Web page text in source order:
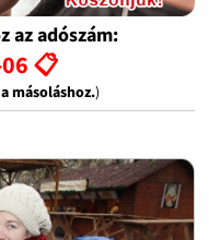
az adószám:
📋
másoláshoz.)